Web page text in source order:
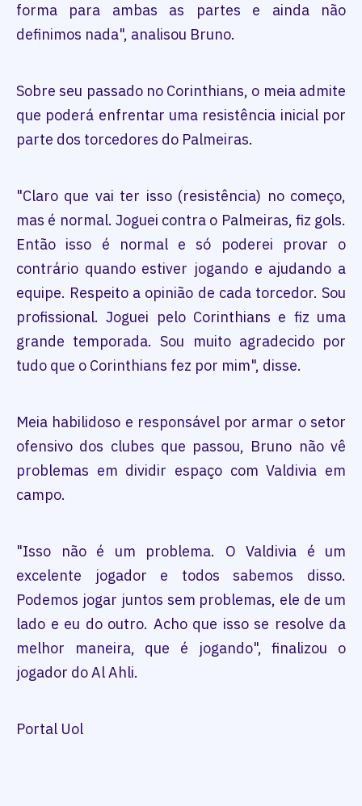
forma para ambas as partes e ainda não
definimos nada", analisou Bruno.
Sobre seu passado no Corinthians, o meia admite
que poderá enfrentar uma resistência inicial por
parte dos torcedores do Palmeiras.
"Claro que vai ter isso (resistência) no começo,
mas é normal. Joguei contra o Palmeiras, fiz gols.
Então isso é normal e só poderei provar o
contrário quando estiver jogando e ajudando a
equipe. Respeito a opinião de cada torcedor. Sou
profissional. Joguei pelo Corinthians e fiz uma
grande temporada. Sou muito agradecido por
tudo que o Corinthians fez por mim", disse.
Meia habilidoso e responsável por armar o setor
ofensivo dos clubes que passou, Bruno não vê
problemas em dividir espaço com Valdivia em
campo.
"Isso não é um problema. O Valdivia é um
excelente jogador e todos sabemos disso.
Podemos jogar juntos sem problemas, ele de um
lado e eu do outro. Acho que isso se resolve da
melhor maneira, que é jogando", finalizou o
jogador do Al Ahli.
Portal Uol